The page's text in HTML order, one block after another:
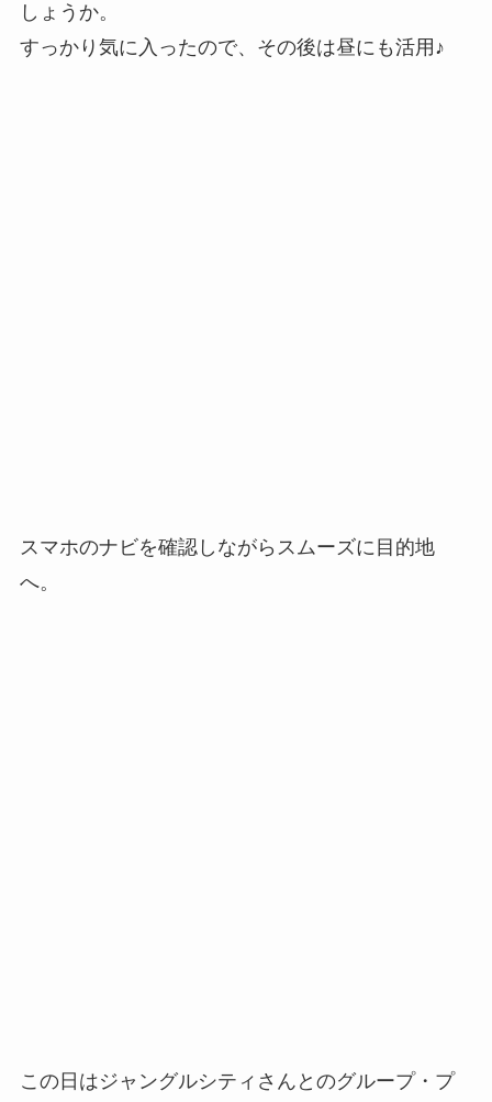
しょうか。
すっかり気に入ったので、その後は昼にも活用♪
スマホのナビを確認しながらスムーズに目的地
へ。
この日はジャングルシティさんとのグループ・プ